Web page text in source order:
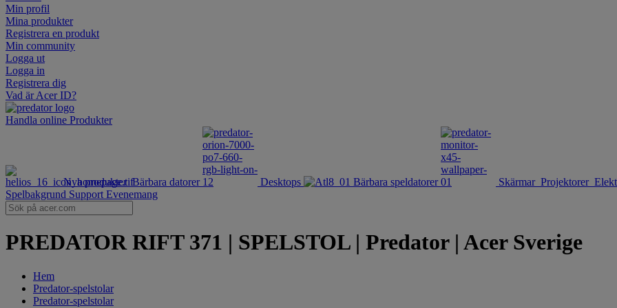
Min profil
Mina produkter
Registrera en produkt
Min community
Logga ut
Logga in
Registrera dig
Vad är Acer ID?
Handla online Produkter
Nya produkter Bärbara datorer Desktops Bärbara speldatorer Skärmar Projektorer
Spelbakgrund Support Evenemang
PREDATOR RIFT 371 | SPELSTOL | Predator | Acer Sverige
Hem
Predator-spelstolar
Predator-spelstolar